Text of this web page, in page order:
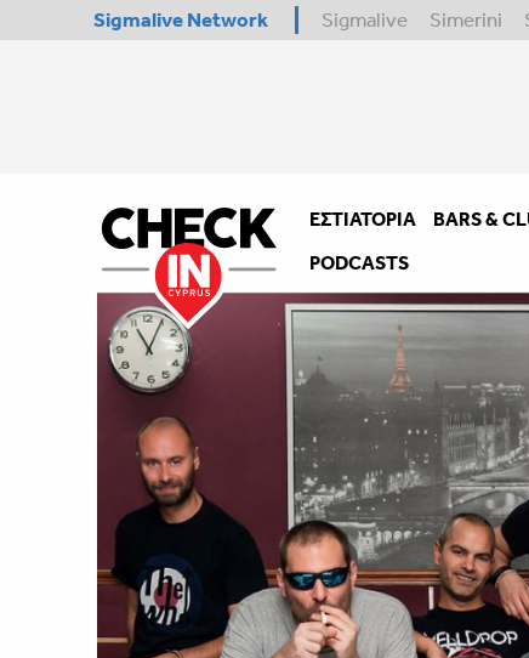
Sigmalive Network Sigmalive Simerini
ΕΣΤΙΑΤΌΡΙΑ BARS &
PODCASTS